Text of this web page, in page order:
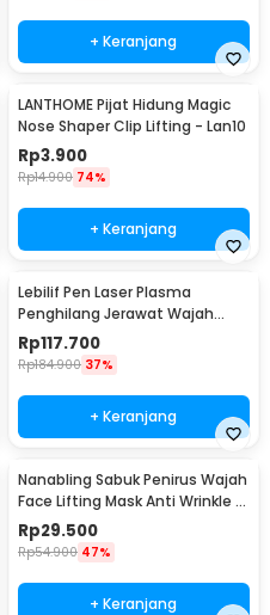
+ Keranjang
LANTHOME Pijat Hidung Magic
Nose Shaper Clip Lifting - Lan10
Rp3.900
Rp14.900 74%
+ Keranjang
Lebilif Pen Laser Plasma
Penghilang Jerawat Wajah
Dark Spot 5.5W - JT75
Rp117.700
Rp184.900 37%
+ Keranjang
Nanabling Sabuk Penirus Wajah
Face Lifting Mask Anti Wrinkle M
- TZ20
Rp29.500
Rp54.900 47%
+ Keranjang